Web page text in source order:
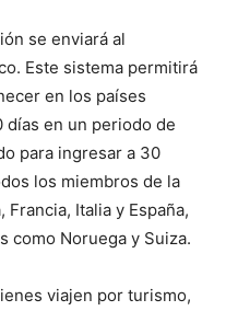
se enviará al
Este sistema permitirá
en los países
días en un periodo de
para ingresar a 30
los miembros de la
Italia y España,
como Noruega y Suiza.
viajen por turismo,